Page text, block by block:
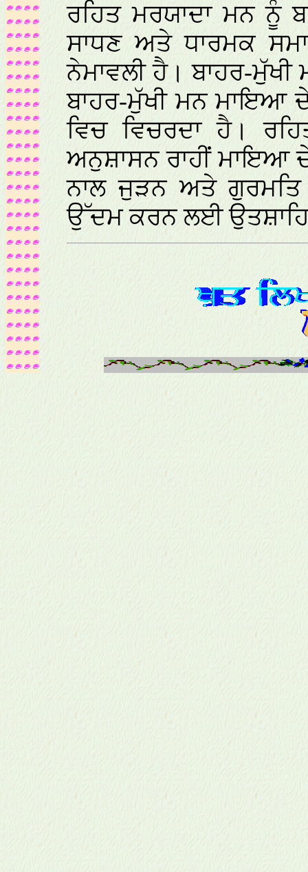
ਰਹਿਤ ਮਰਯਾਦਾ ਮਨ ਨੂੰ
ਸਾਧਣ ਅਤੇ ਧਾਰਮਕ
ਨੇਮਾਵਲੀ ਹੈ। ਬਾਹਰ-
ਬਾਹਰ-ਮੁੱਖੀ ਮਨ ਮਾਇਆ
ਵਿਚ ਵਿਚਰਦਾ ਹੈ।
ਅਨੁਸ਼ਾਸਨ ਰਾਹੀਂ ਮਾਇਆ
ਨਾਲ ਜੁੜਨ ਅਤੇ ਗੁਰਮਤਿ
ਉੱਦਮ ਕਰਨ ਲਈ